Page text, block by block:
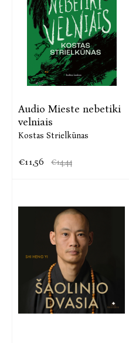
Audio Mieste nebetiki
velniais
Kostas Strielkūnas
€11,56 €14,44